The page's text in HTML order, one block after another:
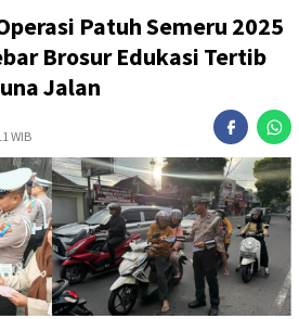
Patuh Semeru 2025
Brosur Edukasi Tertib
Jalan
WIB